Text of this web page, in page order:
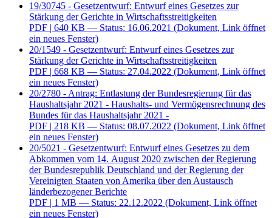
19/30745 - Gesetzentwurf: Entwurf eines Gesetzes zur
Stärkung der Gerichte in Wirtschaftsstreitigkeiten
PDF | 640 KB — Status: 16.06.2021 (Dokument, Link öffnet
ein neues Fenster)
20/1549 - Gesetzentwurf: Entwurf eines Gesetzes zur
Stärkung der Gerichte in Wirtschaftsstreitigkeiten
PDF | 668 KB — Status: 27.04.2022 (Dokument, Link öffnet
ein neues Fenster)
20/2780 - Antrag: Entlastung der Bundesregierung für das
Haushaltsjahr 2021 - Haushalts- und Vermögensrechnung des
Bundes für das Haushaltsjahr 2021 -
PDF | 218 KB — Status: 08.07.2022 (Dokument, Link öffnet
ein neues Fenster)
20/5021 - Gesetzentwurf: Entwurf eines Gesetzes zu dem
Abkommen vom 14. August 2020 zwischen der Regierung
der Bundesrepublik Deutschland und der Regierung der
Vereinigten Staaten von Amerika über den Austausch
länderbezogener Berichte
PDF | 1 MB — Status: 22.12.2022 (Dokument, Link öffnet
ein neues Fenster)